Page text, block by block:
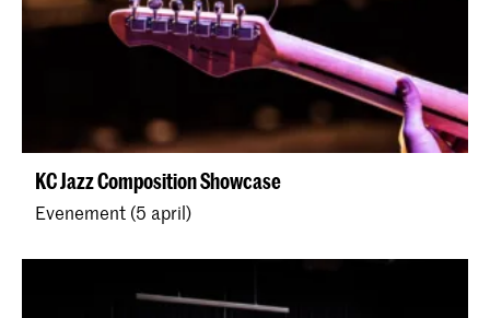
KC Jazz Composition Showcase
Evenement (5 april)